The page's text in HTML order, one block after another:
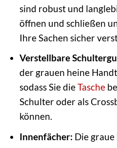
sind robust und
öffnen und schließen
Ihre Sachen sicher
Verstellbare
der grauen heine
sodass Sie dieTasche
Schulter oder als
können.
Innenfächer: Die